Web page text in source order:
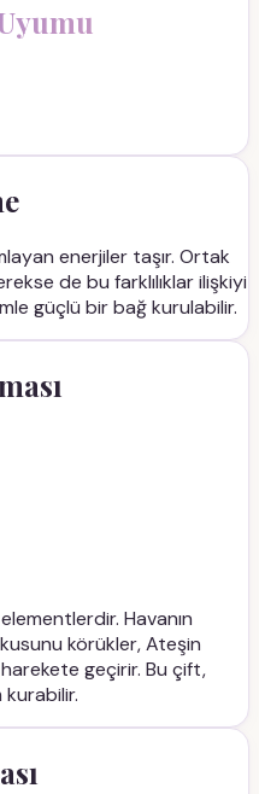
enerjiler taşır. Ortak
de bu farklılıklar ilişkiyi
güçlü bir bağ kurulabilir.
Havanın
körükler, Ateşin
geçirir. Bu çift,
kurabilir.